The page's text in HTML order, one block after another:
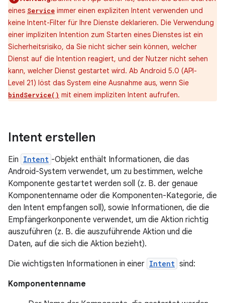
eines Service immer einen expliziten Intent verwenden und
keine Intent-Filter für Ihre Dienste deklarieren. Die Verwendung
einer impliziten Intention zum Starten eines Dienstes ist ein
Sicherheitsrisiko, da Sie nicht sicher sein können, welcher
Dienst auf die Intention reagiert, und der Nutzer nicht sehen
kann, welcher Dienst gestartet wird. Ab Android 5.0 (API-
Level 21) löst das System eine Ausnahme aus, wenn Sie
bindService() mit einem impliziten Intent aufrufen.
Intent erstellen
Ein Intent -Objekt enthält Informationen, die das
Android-System verwendet, um zu bestimmen, welche
Komponente gestartet werden soll (z. B. der genaue
Komponentenname oder die Komponenten-Kategorie, die
den Intent empfangen soll), sowie Informationen, die die
Empfängerkonponente verwendet, um die Aktion richtig
auszuführen (z. B. die auszuführende Aktion und die
Daten, auf die sich die Aktion bezieht).
Die wichtigsten Informationen in einer Intent sind:
Komponentenname